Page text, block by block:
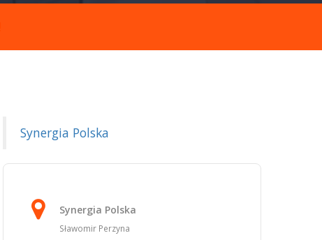
Synergia Polska
Synergia Polska
Sławomir Perzyna